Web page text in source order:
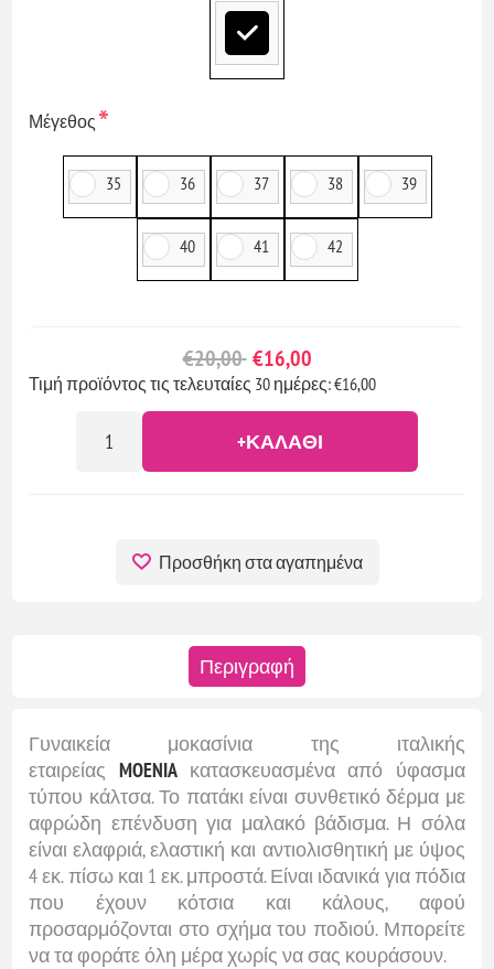
Μέγεθος*
35 36 37 38 39
40 41 42
€20,00 €16,00
Τιμή προϊόντος τις τελευταίες 30 ημέρες: €16,00
+ΚΑΛΆΘΙ
Προσθήκη στα αγαπημένα
Περιγραφή
Γυναικεία μοκασίνια της ιταλικής
εταιρείας MOENIAκατασκευασμένα από ύφασμα
τύπου κάλτσα. Το πατάκι είναι συνθετικό δέρμα με
αφρώδη επένδυση για μαλακό βάδισμα. Η σόλα
είναι ελαφριά, ελαστική και αντιολισθητική με ύψος
4 εκ. πίσω και 1 εκ. μπροστά. Είναι ιδανικά για πόδια
που έχουν κότσια και κάλους, αφού
προσαρμόζονται στο σχήμα του ποδιού. Μπορείτε
να τα φοράτε όλη μέρα χωρίς να σας κουράσουν.